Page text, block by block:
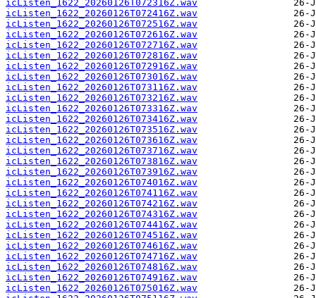
icListen_1622_20260126T072316Z.wav
icListen_1622_20260126T072416Z.wav
icListen_1622_20260126T072516Z.wav
icListen_1622_20260126T072616Z.wav
icListen_1622_20260126T072716Z.wav
icListen_1622_20260126T072816Z.wav
icListen_1622_20260126T072916Z.wav
icListen_1622_20260126T073016Z.wav
icListen_1622_20260126T073116Z.wav
icListen_1622_20260126T073216Z.wav
icListen_1622_20260126T073316Z.wav
icListen_1622_20260126T073416Z.wav
icListen_1622_20260126T073516Z.wav
icListen_1622_20260126T073616Z.wav
icListen_1622_20260126T073716Z.wav
icListen_1622_20260126T073816Z.wav
icListen_1622_20260126T073916Z.wav
icListen_1622_20260126T074016Z.wav
icListen_1622_20260126T074116Z.wav
icListen_1622_20260126T074216Z.wav
icListen_1622_20260126T074316Z.wav
icListen_1622_20260126T074416Z.wav
icListen_1622_20260126T074516Z.wav
icListen_1622_20260126T074616Z.wav
icListen_1622_20260126T074716Z.wav
icListen_1622_20260126T074816Z.wav
icListen_1622_20260126T074916Z.wav
icListen_1622_20260126T075016Z.wav